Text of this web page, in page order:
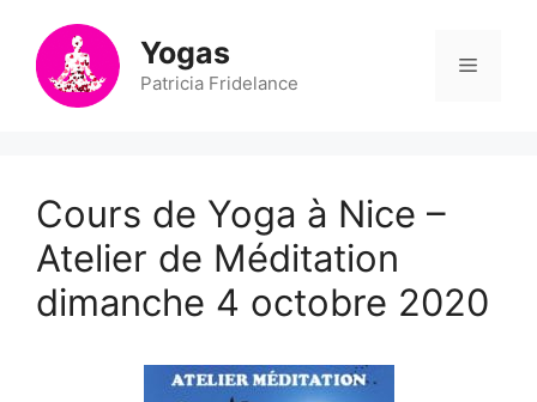
contenu
Yogas
Patricia Fridelance
Menu
Cours de Yoga à Nice –
Atelier de Méditation
dimanche 4 octobre 2020